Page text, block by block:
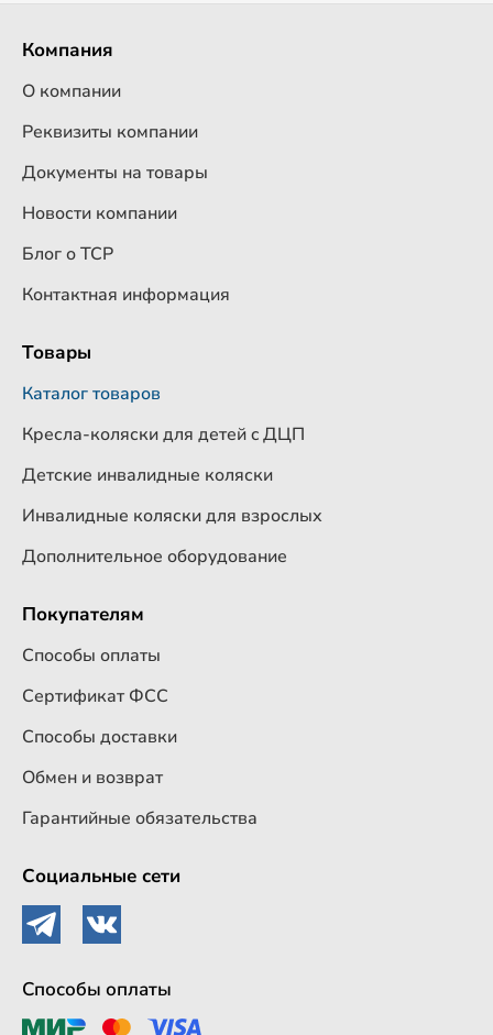
Компания
О компании
Реквизиты компании
Документы на товары
Новости компании
Блог о ТСР
Контактная информация
Товары
Каталог товаров
Кресла-коляски для детей c ДЦП
Детские инвалидные коляски
Инвалидные коляски для взрослых
Дополнительное оборудование
Покупателям
Способы оплаты
Сертификат ФСС
Способы доставки
Обмен и возврат
Гарантийные обязательства
Социальные сети
Способы оплаты